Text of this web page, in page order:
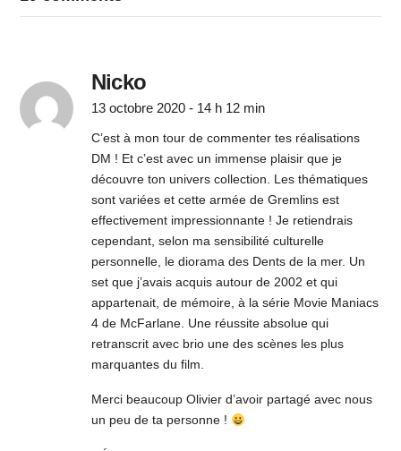
Nicko
13 octobre 2020 - 14 h 12 min
C’est à mon tour de commenter tes réalisations
DM ! Et c’est avec un immense plaisir que je
découvre ton univers collection. Les thématiques
sont variées et cette armée de Gremlins est
effectivement impressionnante ! Je retiendrais
cependant, selon ma sensibilité culturelle
personnelle, le diorama des Dents de la mer. Un
set que j’avais acquis autour de 2002 et qui
appartenait, de mémoire, à la série Movie Maniacs
4 de McFarlane. Une réussite absolue qui
retranscrit avec brio une des scènes les plus
marquantes du film.
Merci beaucoup Olivier d’avoir partagé avec nous
un peu de ta personne !